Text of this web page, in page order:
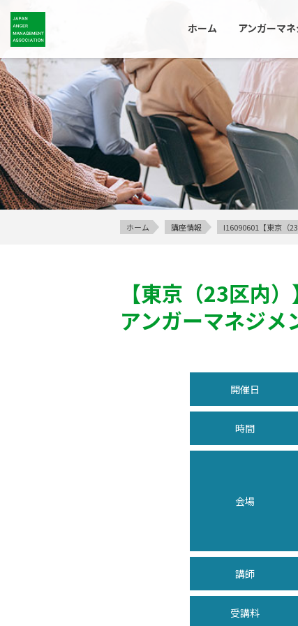
ホーム アンガーマ
ホーム 講座情報 I16090601【東京（
【東京（23区内）
アンガーマネジメ
開催日
時間
会場
講師
受講料